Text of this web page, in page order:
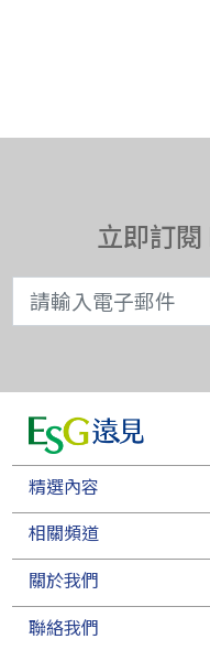
立即訂閱
精選內容
相關頻道
關於我們
聯絡我們